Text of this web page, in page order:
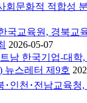
회문화적 적합성
국교육원, 경북교
2026-05-07
남 한국기업-대
뉴스레터 제9호
･인천･전남교육